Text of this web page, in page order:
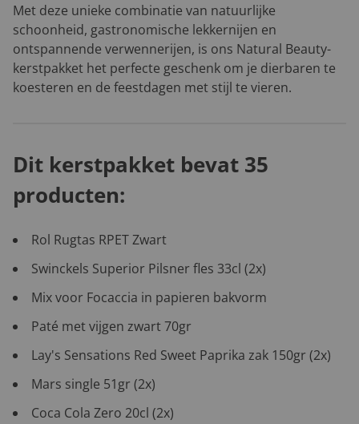
Met deze unieke combinatie van natuurlijke
schoonheid, gastronomische lekkernijen en
ontspannende verwennerijen, is ons Natural Beauty-
kerstpakket het perfecte geschenk om je dierbaren te
koesteren en de feestdagen met stijl te vieren.
Dit kerstpakket bevat 35
producten:
Rol Rugtas RPET Zwart
Swinckels Superior Pilsner fles 33cl (2x)
Mix voor Focaccia in papieren bakvorm
Paté met vijgen zwart 70gr
Lay's Sensations Red Sweet Paprika zak 150gr (2x)
Mars single 51gr (2x)
Coca Cola Zero 20cl (2x)